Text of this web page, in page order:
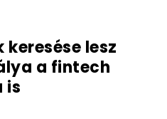
keresése lesz
a fintech
is